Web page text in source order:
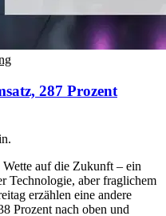
287 Prozent
auf die Zukunft – ein
Technologie, aber fraglichem
erzählen eine andere
Prozent nach oben und